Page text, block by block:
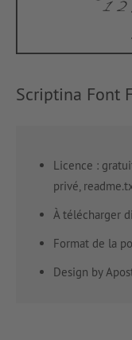
Scriptina Font
Licence :
privé,
À télécharger
Format de la
Design by